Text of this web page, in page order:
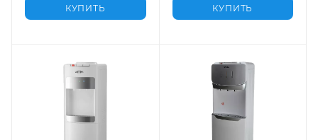
КУПИТЬ КУПИТЬ